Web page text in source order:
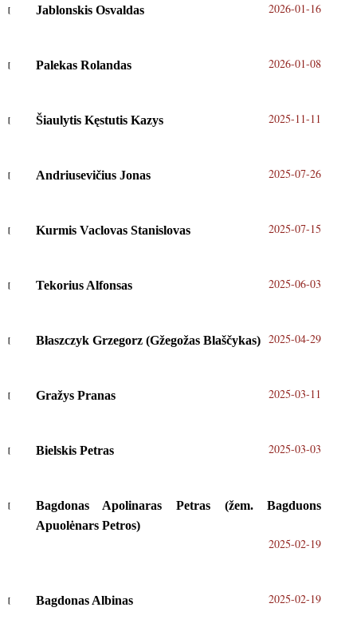
Jablonskis Osvaldas 2026-01-16
Palekas Rolandas 2026-01-08
Šiaulytis Kęstutis Kazys 2025-11-11
Andriusevičius Jonas 2025-07-26
Kurmis Vaclovas Stanislovas 2025-07-15
Tekorius Alfonsas 2025-06-03
Błaszczyk Grzegorz (Gžegožas Blaščykas) 2025-04-29
Gražys Pranas 2025-03-11
Bielskis Petras 2025-03-03
Bagdonas Apolinaras Petras (žem. Bagduons
Apuolėnars Petros)
2025-02-19
Bagdonas Albinas 2025-02-19